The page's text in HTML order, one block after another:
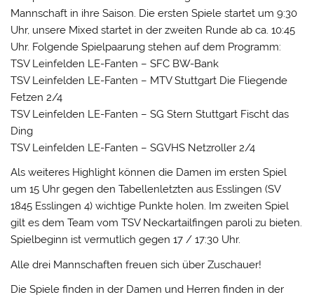
Mannschaft in ihre Saison. Die ersten Spiele startet um 9:30
Uhr, unsere Mixed startet in der zweiten Runde ab ca. 10:45
Uhr. Folgende Spielpaarung stehen auf dem Programm:
TSV Leinfelden LE-Fanten – SFC BW-Bank
TSV Leinfelden LE-Fanten – MTV Stuttgart Die Fliegende
Fetzen 2/4
TSV Leinfelden LE-Fanten – SG Stern Stuttgart Fischt das
Ding
TSV Leinfelden LE-Fanten – SGVHS Netzroller 2/4
Als weiteres Highlight können die Damen im ersten Spiel
um 15 Uhr gegen den Tabellenletzten aus Esslingen (SV
1845 Esslingen 4) wichtige Punkte holen. Im zweiten Spiel
gilt es dem Team vom TSV Neckartailfingen paroli zu bieten.
Spielbeginn ist vermutlich gegen 17 / 17:30 Uhr.
Alle drei Mannschaften freuen sich über Zuschauer!
Die Spiele finden in der Damen und Herren finden in der